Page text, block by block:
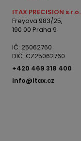
ITAX PRECISION s.r.o.
Freyova 983/25,
190 00 Praha 9
IČ: 25062760
DIČ: CZ25062760
+420 469 318 400
info@itax.cz